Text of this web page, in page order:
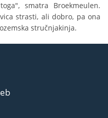
smatra Broekmeulen.
strasti, ali dobro, pa ona
stručnjakinja.